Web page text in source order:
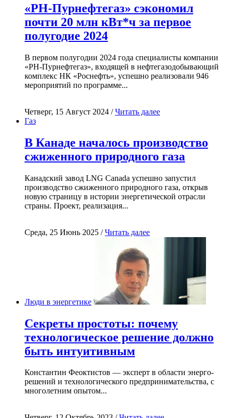
«РН-Пурнефтегаз» сэкономил
почти 20 млн кВт*ч за первое
полугодие 2024
В первом полугодии 2024 года специалисты компании
«РН-Пурнефтегаз», входящей в нефтегазодобывающий
комплекс НК «Роснефть», успешно реализовали 946
мероприятий по программе...
Четверг, 15 Август 2024 /Читать далее
Газ
В Канаде началось производство
сжиженного природного газа
Канадский завод LNG Canada успешно запустил
производство сжиженного природного газа, открыв
новую страницу в истории энергетической отрасли
страны. Проект, реализация...
Среда, 25 Июнь 2025 /Читать далее
Люди в энергетике
Секреты простоты: почему
технологическое решение должно
быть интуитивным
Константин Феоктистов — эксперт в области энерго-
решений и технологического предпринимательства, с
многолетним опытом...